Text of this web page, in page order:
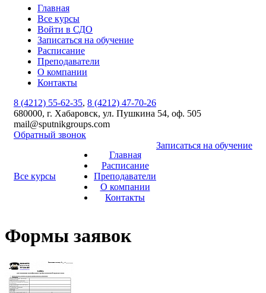
Главная
Все курсы
Войти в СДО
Записаться на обучение
Расписание
Преподаватели
О компании
Контакты
8 (4212) 55-62-35, 8 (4212) 47-70-26
680000, г. Хабаровск, ул. Пушкина 54, оф. 505
mail@sputnikgroups.com
Обратный звонок
Все курсы
Главная
Расписание
Преподаватели
О компании
Контакты
Записаться на обучение
Формы заявок